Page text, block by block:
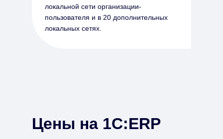
локальной сети организации-
пользователя и в 20 дополнительных
локальных сетях.
Цены на 1С:ERP